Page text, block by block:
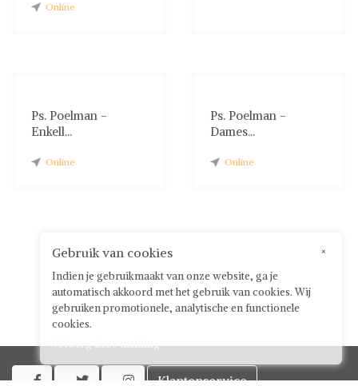
Online
Ps. Poelman -
Enkell...
Online
Ps. Poelman -
Dames...
Online
   Klantenservice
×
Gebruik van cookies
Indien je gebruikmaakt van onze website, ga je
automatisch akkoord met het gebruik van cookies. Wij
gebruiken promotionele, analytische en functionele
cookies.
Verberg deze melding